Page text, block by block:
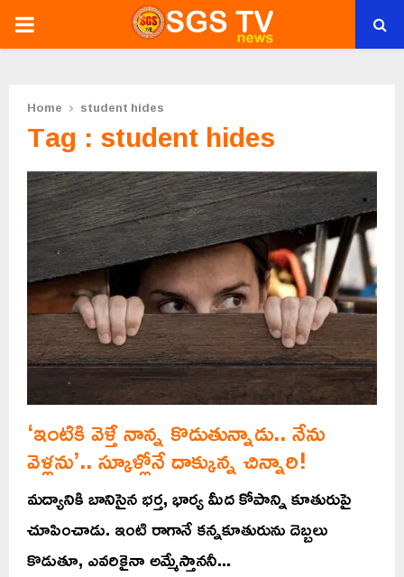
PRIMARY
Home student hides
Tag : student hides
‘ఇంటికి వెళ్తే నాన్న కొడుతున్నాడు.. నేను
వెళ్లను’.. స్కూళ్లోనే దాక్కున్న చిన్నారి!
మద్యానికి బానిసైన భర్త, భార్య మీద కోపాన్ని కూతురుపై
చూపించాడు. ఇంటి రాగానే కన్నకూతురును దెబ్బలు
కొడుతూ, ఎవరికైనా అమ్మేస్తాననీ...